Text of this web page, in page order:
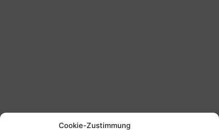
Cookie-Zustimmung